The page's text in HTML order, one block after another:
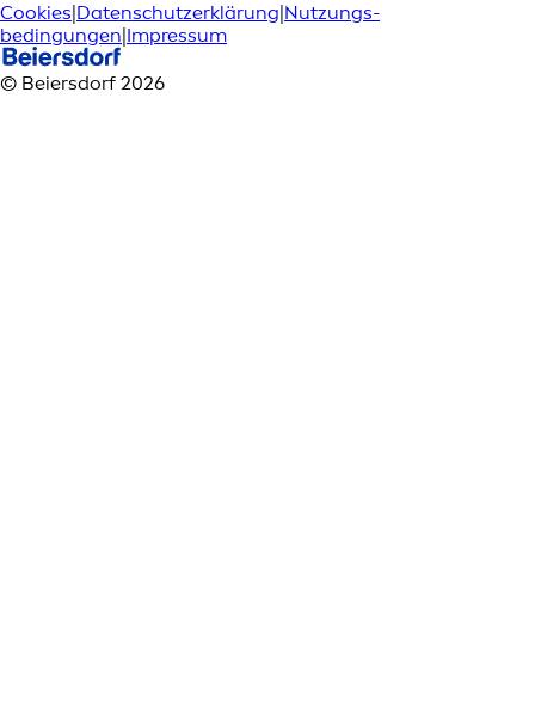
Cookies|Datenschutzerklärung|Nutzungs­
bedingungen|Impressum
© Beiersdorf 2026